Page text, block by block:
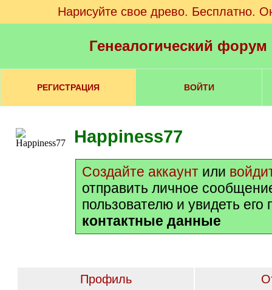
Нарисуйте свое древо. Бесплатно.
Генеалогический
РЕГИСТРАЦИЯ ВОЙТИ
Happiness77
Создайте аккаунт или
отправить личное
пользователю и увидеть его
контактные данные
Профиль